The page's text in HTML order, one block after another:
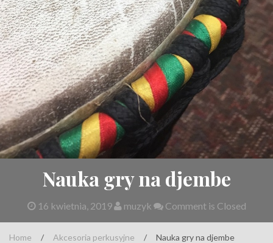
Nauka gry na djembe
16 kwietnia, 2019 muzyk Comment is Closed
Home / Akcesoria perkusyjne / Nauka gry na djembe